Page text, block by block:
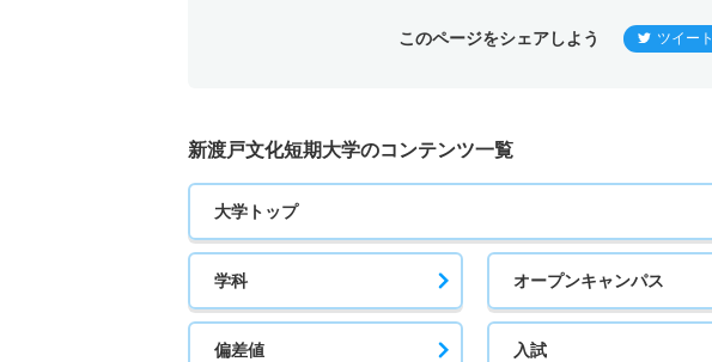
このページをシェアしよう ツイート
新渡戸文化短期大学のコンテンツ一覧
大学トップ
学科 オープンキャンパス
偏差値 入試